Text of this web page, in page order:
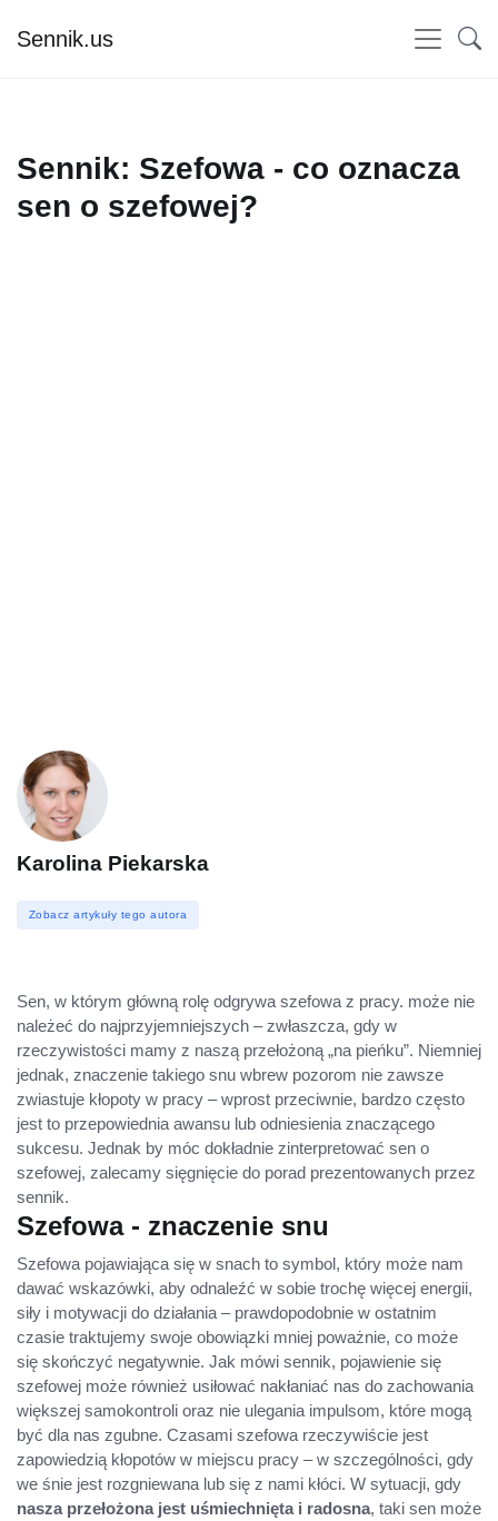
Sennik.us
Sennik: Szefowa - co oznacza
sen o szefowej?
Karolina Piekarska
Zobacz artykuły tego autora
Sen, w którym główną rolę odgrywa szefowa z pracy. może nie
należeć do najprzyjemniejszych – zwłaszcza, gdy w
rzeczywistości mamy z naszą przełożoną „na pieńku”. Niemniej
jednak, znaczenie takiego snu wbrew pozorom nie zawsze
zwiastuje kłopoty w pracy – wprost przeciwnie, bardzo często
jest to przepowiednia awansu lub odniesienia znaczącego
sukcesu. Jednak by móc dokładnie zinterpretować sen o
szefowej, zalecamy sięgnięcie do porad prezentowanych przez
sennik.
Szefowa - znaczenie snu
Szefowa pojawiająca się w snach to symbol, który może nam
dawać wskazówki, aby odnaleźć w sobie trochę więcej energii,
siły i motywacji do działania – prawdopodobnie w ostatnim
czasie traktujemy swoje obowiązki mniej poważnie, co może
się skończyć negatywnie. Jak mówi sennik, pojawienie się
szefowej może również usiłować nakłaniać nas do zachowania
większej samokontroli oraz nie ulegania impulsom, które mogą
być dla nas zgubne. Czasami szefowa rzeczywiście jest
zapowiedzią kłopotów w miejscu pracy – w szczególności, gdy
we śnie jest rozgniewana lub się z nami kłóci. W sytuacji, gdy
nasza przełożona jest uśmiechnięta i radosna, taki sen może